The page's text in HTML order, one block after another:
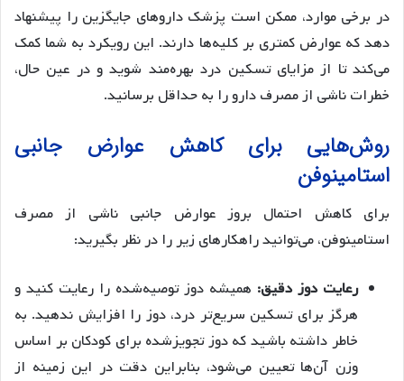
در برخی موارد، ممکن است پزشک داروهای جایگزین را پیشنهاد
دهد که عوارض کمتری بر کلیه‌ها دارند. این رویکرد به شما کمک
می‌کند تا از مزایای تسکین درد بهره‌مند شوید و در عین حال،
خطرات ناشی از مصرف دارو را به حداقل برسانید.
روش‌هایی برای کاهش عوارض جانبی
استامینوفن
برای کاهش احتمال بروز عوارض جانبی ناشی از مصرف
استامینوفن، می‌توانید راهکارهای زیر را در نظر بگیرید:
رعایت دوز دقیق: همیشه دوز توصیه‌شده را رعایت کنید و
هرگز برای تسکین سریع‌تر درد، دوز را افزایش ندهید. به
خاطر داشته باشید که دوز تجویزشده برای کودکان بر اساس
وزن آن‌ها تعیین می‌شود، بنابراین دقت در این زمینه از